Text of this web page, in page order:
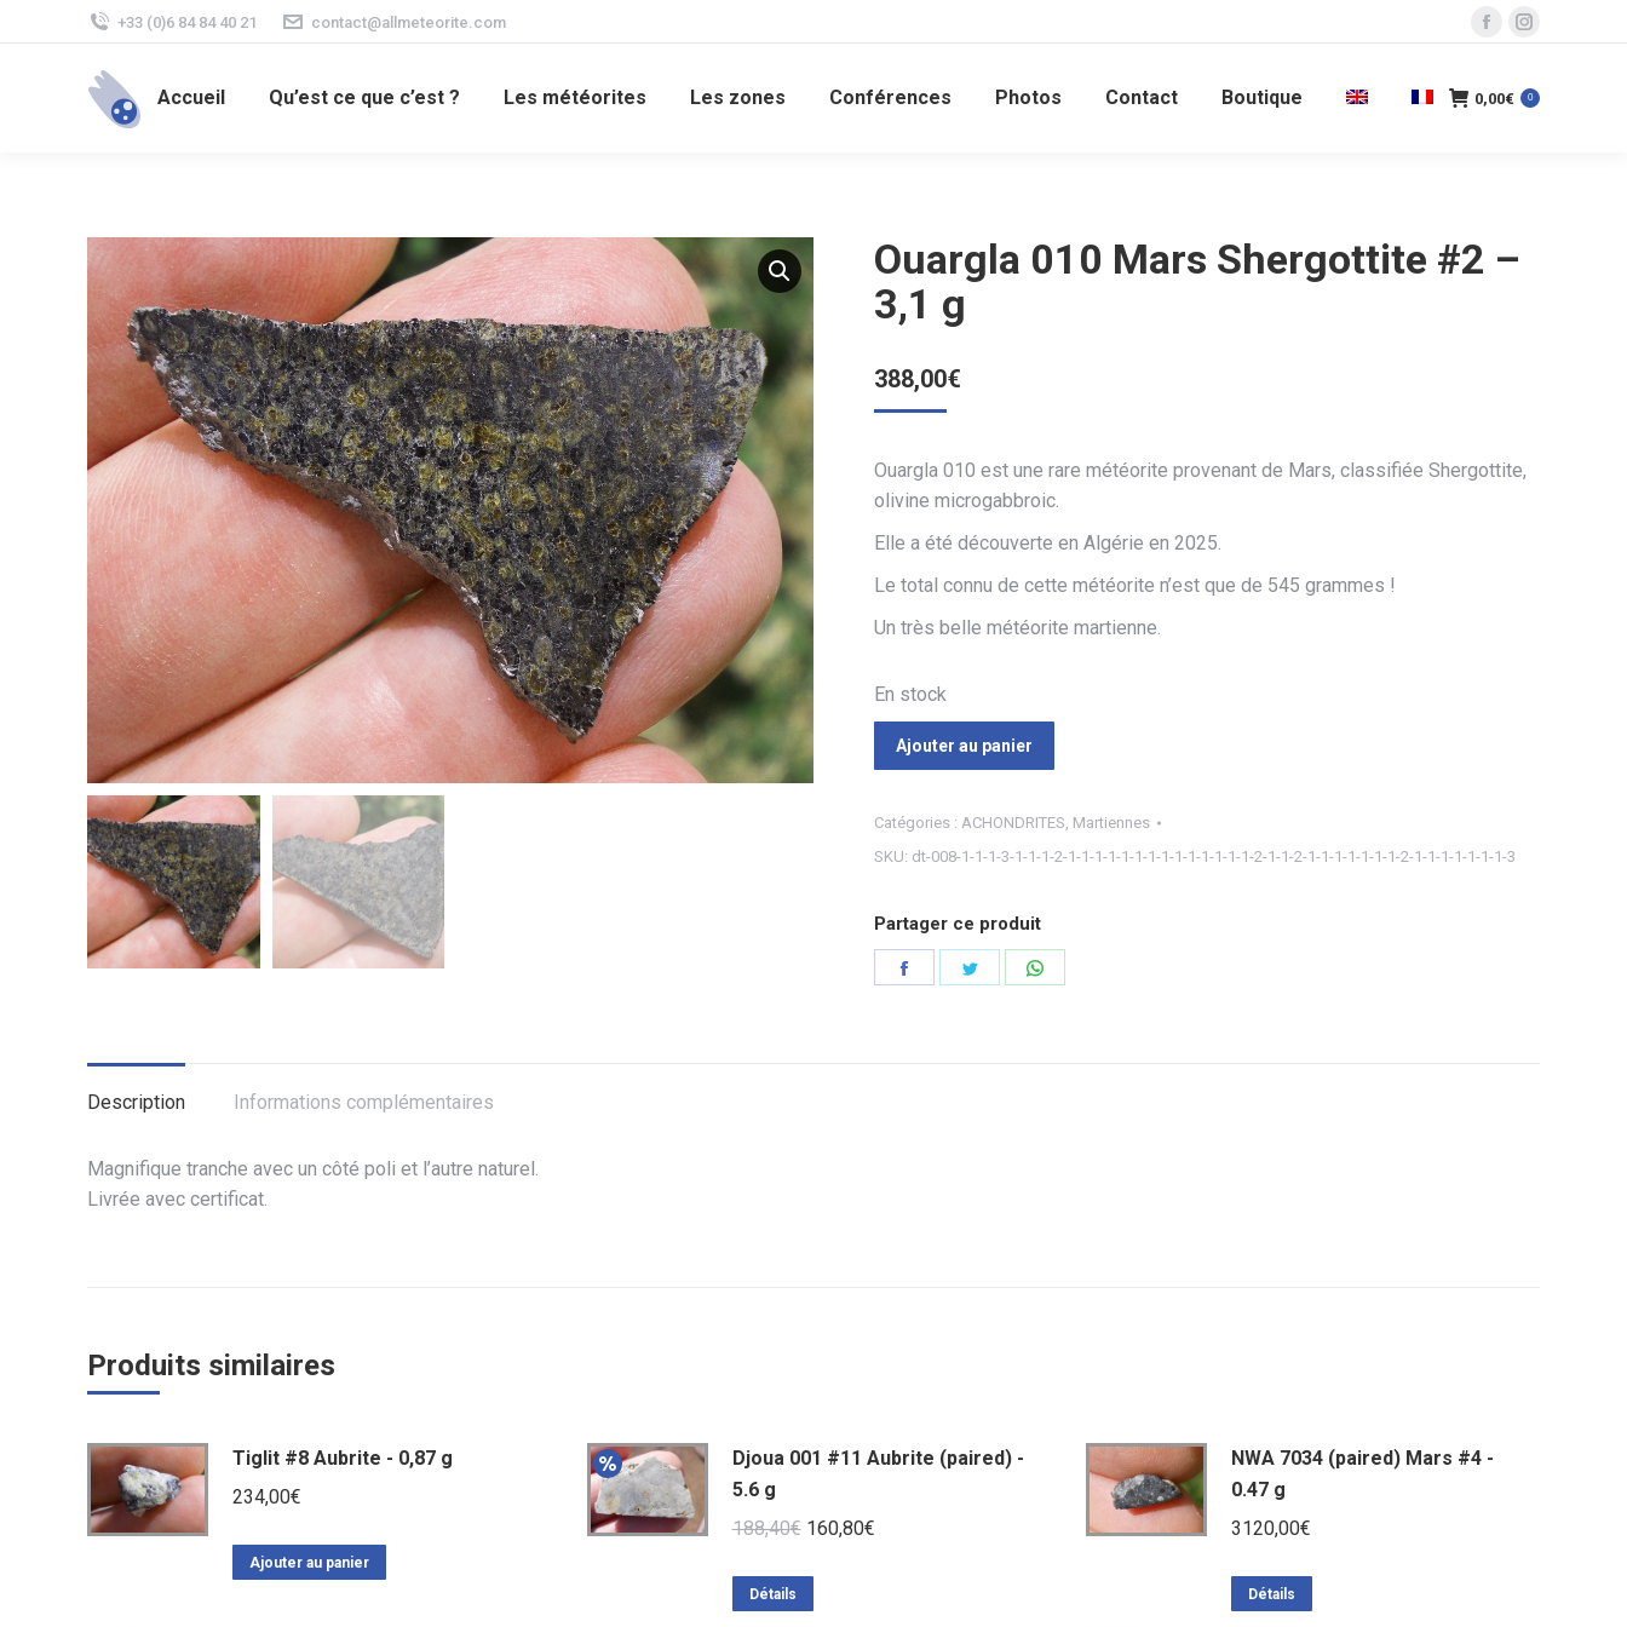
+33 (0)6 84 84 40 21 contact@allmeteorite.com
La
Facebook
fenêtre
La
Instagram
Accueil Qu’est ce que c’est ? Les météorites Les zones Conférences Photos Contact Boutique 0,00€ 0
Ouargla 010 Mars Shergottite #2 –
3,1 g
388,00€
Ouargla 010 est une rare météorite provenant de Mars, classifiée Shergottite,
olivine microgabbroic.
Elle a été découverte en Algérie en 2025.
Le total connu de cette météorite n’est que de 545 grammes !
Un très belle météorite martienne.
En stock
Ajouter au panier
Catégories : ACHONDRITES, Martiennes
SKU: dt-008-1-1-1-3-1-1-1-2-1-1-1-1-1-1-1-1-1-1-1-1-1-1-2-1-1-2-1-1-1-1-1-1-1-2-1-1-1-1-1-1-1-3
Partager ce produit
Partager Partager
Description Informations complémentaires
Magnifique tranche avec un côté poli et l’autre naturel.
Livrée avec certificat.
Produits similaires
Tiglit #8 Aubrite - 0,87 g
234,00€
Ajouter au panier
Djoua 001 #11 Aubrite (paired) -
5.6 g
188,40€ Le
160,80€Le
Détails
NWA 7034 (paired) Mars #4 -
0.47 g
3120,00€
Détails